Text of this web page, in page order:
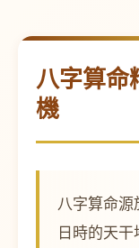
八字算命
機
八字算命
日時的天